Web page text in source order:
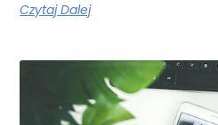
Czytaj Dalej